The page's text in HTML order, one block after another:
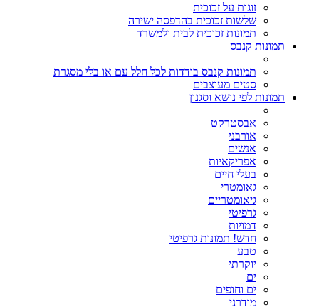
זוגות על זכוכית
שלשות זכוכית בהדפסה ישירה
תמונות זכוכית לבית ולמשרד
תמונות קנבס
תמונות קנבס בודדות לכל חלל עם או בלי מסגרת
סטים מעוצבים
תמונות לפי נושא וסגנון
אבסטרקט
אורבני
אנשים
אפריקאיות
בעלי חיים
גאומטרי
גיאומטריים
גרפיטי
דמויות
חדש! תמונות גרפיטי
טבע
יוקרתי
ים
ים וחופים
מודרני